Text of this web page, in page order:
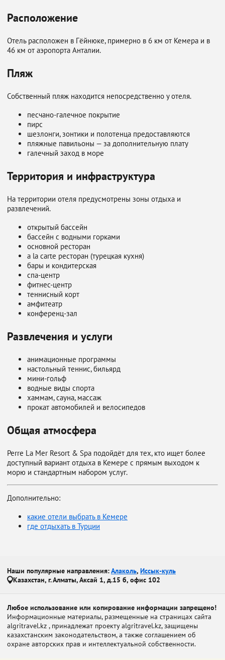
Расположение
Отель расположен в Гёйнюке, примерно в 6 км от Кемера и в
46 км от аэропорта Анталии.
Пляж
Собственный пляж находится непосредственно у отеля.
песчано-галечное покрытие
пирс
шезлонги, зонтики и полотенца предоставляются
пляжные павильоны — за дополнительную плату
галечный заход в море
Территория и инфраструктура
На территории отеля предусмотрены зоны отдыха и
развлечений.
открытый бассейн
бассейн с водными горками
основной ресторан
a la carte ресторан (турецкая кухня)
бары и кондитерская
спа-центр
фитнес-центр
теннисный корт
амфитеатр
конференц-зал
Развлечения и услуги
анимационные программы
настольный теннис, бильярд
мини-гольф
водные виды спорта
хаммам, сауна, массаж
прокат автомобилей и велосипедов
Общая атмосфера
Perre La Mer Resort & Spa подойдёт для тех, кто ищет более
доступный вариант отдыха в Кемере с прямым выходом к
морю и стандартным набором услуг.
Дополнительно:
какие отели выбрать в Кемере
где отдыхать в Турции
Наши популярные направления:Алаколь, Иссык-куль
Казахстан, г. Алматы, Аксай 1, д.15 б, офис 102
Любое использование или копирование информации запрещено!
Информационные материалы, размещенные на страницах сайта
algritravel.kz , принадлежат проекту algritravel.kz, защищены
казахстанским законодательством, а также соглашением об
охране авторских прав и интеллектуальной собственности.